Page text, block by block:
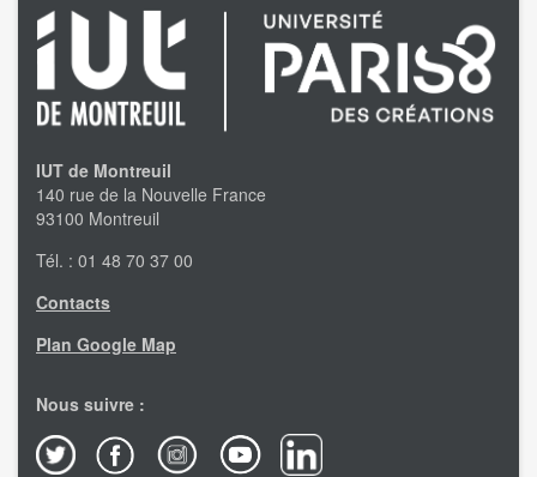
IUT de Montreuil
140 rue de la Nouvelle France
93100 Montreuil
Tél. : 01 48 70 37 00
Contacts
Plan Google Map
Nous suivre :